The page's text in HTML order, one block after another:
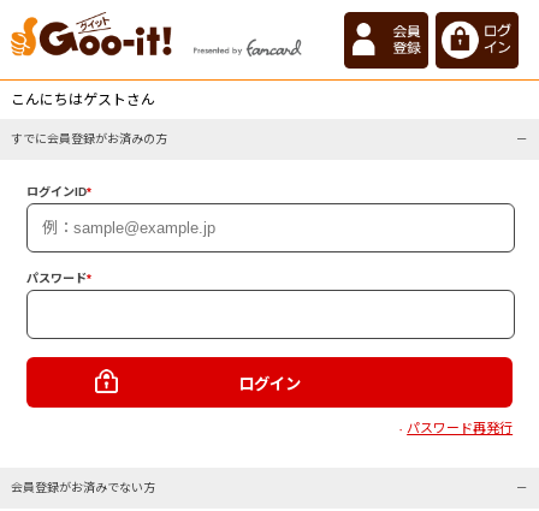
こんにちはゲストさん
すでに会員登録がお済みの方
ログインID*
パスワード*
・ パスワード再発行
会員登録がお済みでない方